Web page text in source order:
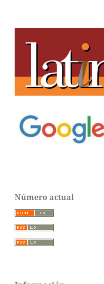
Número actual